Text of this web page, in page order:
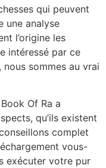
qui peuvent
une analyse
l’origine les
intéressé par ce
sommes au vrai
Of Ra a
qu’ils existent
complet
vous-
exécuter votre pur